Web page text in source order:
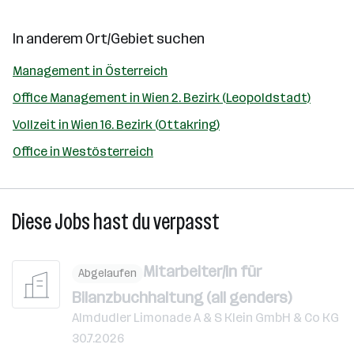
In anderem Ort/Gebiet suchen
Management in Österreich
Office Management in Wien 2. Bezirk (Leopoldstadt)
Vollzeit in Wien 16. Bezirk (Ottakring)
Office in Westösterreich
Diese Jobs hast du verpasst
Abgelaufen Mitarbeiter/in für
Bilanzbuchhaltung (all genders)
Almdudler Limonade A & S Klein GmbH & Co KG
30.7.2026